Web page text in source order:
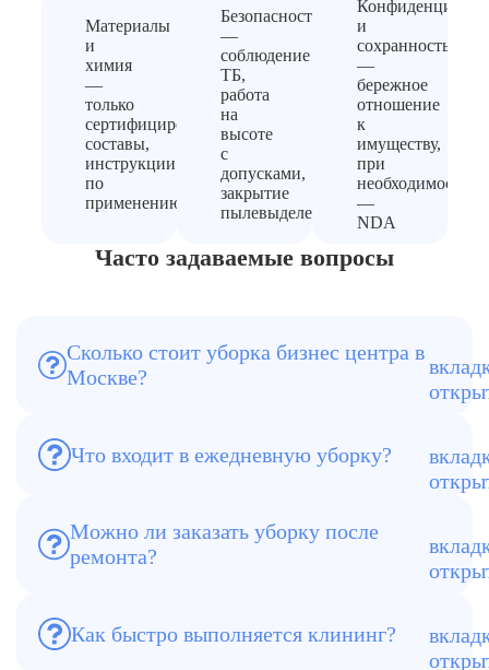
Материалы
и
химия
—
только
сертифицированные
составы,
инструкции
по
применению
Безопасность
—
соблюдение
ТБ,
работа
на
высоте
с
допусками,
закрытие
пылевыделения
и
сохранность
—
бережное
отношение
к
имуществу,
при
необходимости
—
NDA
Часто задаваемые вопросы
Сколько стоит уборка бизнес центра в
Москве?
Стоимость зависит от площади, типа
Что входит в ежедневную уборку?
Удаление пыли, мытье полов, уборка
Можно ли заказать уборку после
ремонта?
Да, выполняем комплексную уборку
Как быстро выполняется клининг?
В среднем от нескольких часов до 2